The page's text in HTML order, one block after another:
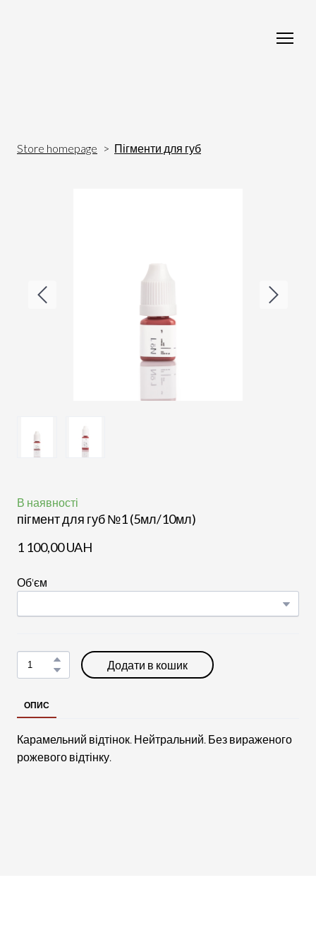
Store homepage Пігменти для губ
В наявності
пігмент для губ №1 (5мл/10мл)
1 100,00 UAH
Об'єм
Додати в кошик
ОПИС
Карамельний відтінок. Нейтральний. Без вираженого
рожевого відтінку.